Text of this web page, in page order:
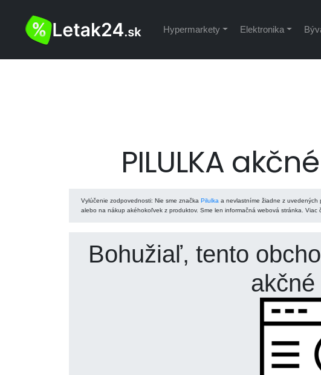
Hypermarkety Elektronika
PILULKA
Vylúčenie zodpovednosti: Nie sme značka Pilulka a nevlastníme žiadne z uvedených
alebo na nákup akéhokoľvek z produktov. Sme len informačná webová stránka. Viac
Bohužiaľ, tento
akčné